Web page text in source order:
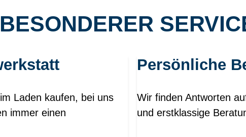
JA, SOFORT!
Laden kaufen, bei uns
immer einen
Persönliche
Wir finden Antworten
und erstklassige